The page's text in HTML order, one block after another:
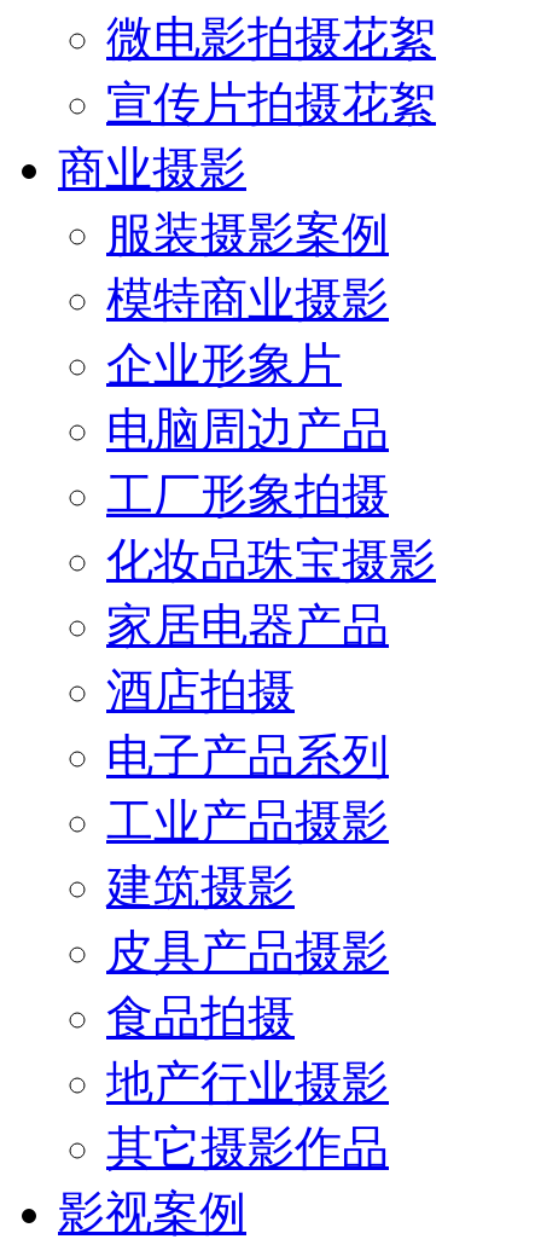
微电影拍摄花絮
宣传片拍摄花絮
商业摄影
服装摄影案例
模特商业摄影
企业形象片
电脑周边产品
工厂形象拍摄
化妆品珠宝摄影
家居电器产品
酒店拍摄
电子产品系列
工业产品摄影
建筑摄影
皮具产品摄影
食品拍摄
地产行业摄影
其它摄影作品
影视案例